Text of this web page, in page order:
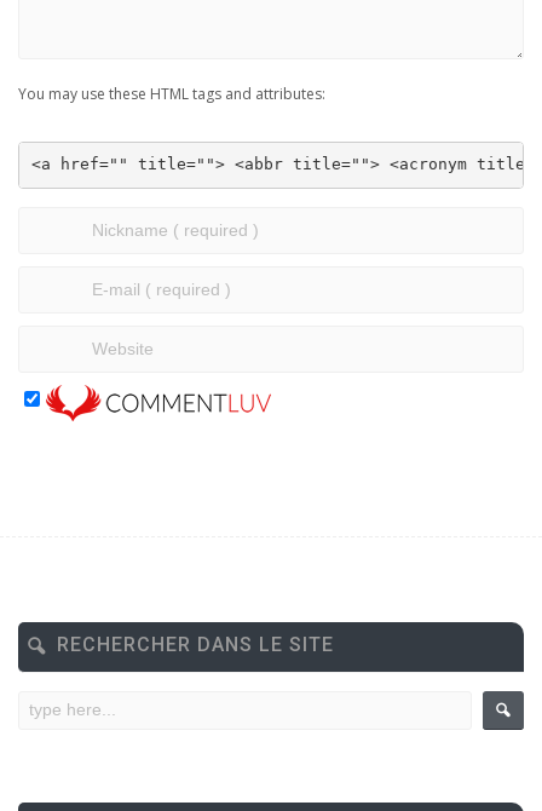
You may use these HTML tags and attributes:
<a href="" title=""> <abbr title=""> <acronym
RECHERCHER DANS LE SITE